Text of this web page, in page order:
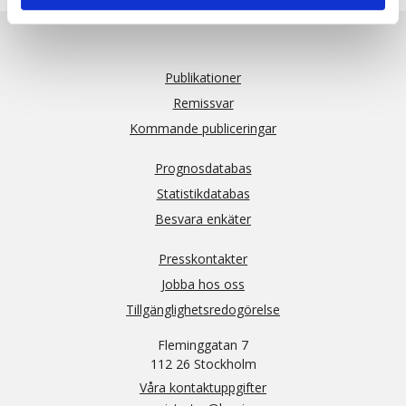
Publikationer
Remissvar
Kommande publiceringar
Prognosdatabas
Statistikdatabas
Besvara enkäter
Presskontakter
Jobba hos oss
Tillgänglighetsredogörelse
Fleminggatan 7
112 26 Stockholm
Våra kontaktuppgifter